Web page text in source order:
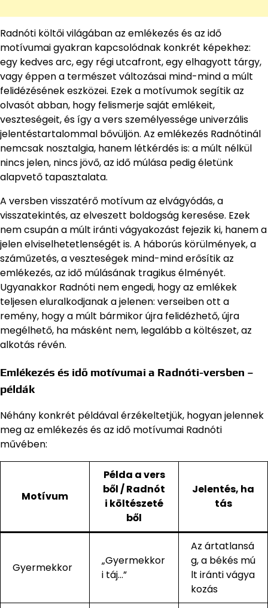
Radnóti költői világában az emlékezés és az idő
motívumai gyakran kapcsolódnak konkrét képekhez:
egy kedves arc, egy régi utcafront, egy elhagyott tárgy,
vagy éppen a természet változásai mind-mind a múlt
felidézésének eszközei. Ezek a motívumok segítik az
olvasót abban, hogy felismerje saját emlékeit,
veszteségeit, és így a vers személyessége univerzális
jelentéstartalommal bővüljön. Az emlékezés Radnótinál
nemcsak nosztalgia, hanem létkérdés is: a múlt nélkül
nincs jelen, nincs jövő, az idő múlása pedig életünk
alapvető tapasztalata.
A versben visszatérő motívum az elvágyódás, a
visszatekintés, az elveszett boldogság keresése. Ezek
nem csupán a múlt iránti vágyakozást fejezik ki, hanem a
jelen elviselhetetlenségét is. A háborús körülmények, a
száműzetés, a veszteségek mind-mind erősítik az
emlékezés, az idő múlásának tragikus élményét.
Ugyanakkor Radnóti nem engedi, hogy az emlékek
teljesen eluralkodjanak a jelenen: verseiben ott a
remény, hogy a múlt bármikor újra felidézhető, újra
megélhető, ha másként nem, legalább a költészet, az
alkotás révén.
Emlékezés és idő motívumai a Radnóti-versben –
példák
Néhány konkrét példával érzékeltetjük, hogyan jelennek
meg az emlékezés és az idő motívumai Radnóti
művében:
Motívum
Példa a vers
ből / Radnót
i költészeté
ből
Jelentés, ha
tás
Gyermekkor
„Gyermekkor
i táj…”
Az ártatlansá
g, a békés mú
lt iránti vágya
kozás